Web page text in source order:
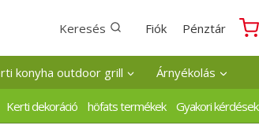
Keresés Fiók Pénztár
konyha outdoor grill Árnyékolás
Kerti dekoráció höfats termékek Gyakori kérdések